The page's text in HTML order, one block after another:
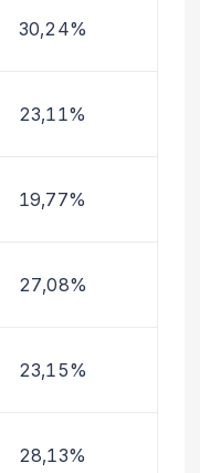
30,24%
23,11%
19,77%
27,08%
23,15%
28,13%